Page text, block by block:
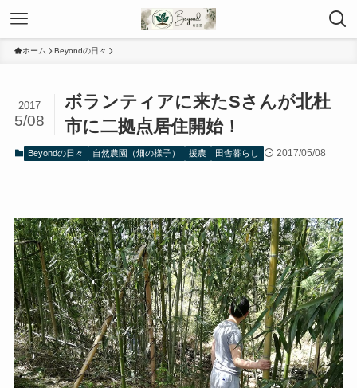
ホーム Beyondの日々
ボランティアに来たSさんが北杜
市に二拠点居住開始！
2017
5/08
Beyondの日々 自然農園（畑の様子） 援農 田舎暮らし 2017/05/08